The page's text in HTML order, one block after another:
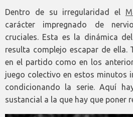
Dentro de su irregularidad el
carácter impregnado de
cruciales. Esta es la dinámica
resulta complejo escapar de ella.
en el partido como en los
juego colectivo en estos minutos
condicionando la serie. Aquí
sustancial a la que hay que poner